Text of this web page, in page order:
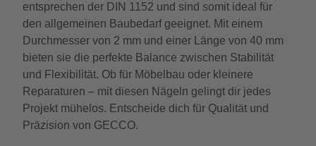
entsprechen der DIN 1152 und sind somit ideal für
den allgemeinen Baubedarf geeignet. Mit einem
Durchmesser von 2 mm und einer Länge von 40 mm
bieten sie die perfekte Balance zwischen Stabilität
und Flexibilität. Ob für Möbelbau oder kleinere
Reparaturen – mit diesen Nägeln gelingt dir jedes
Projekt mühelos. Entscheide dich für Qualität und
Präzision von GECCO.